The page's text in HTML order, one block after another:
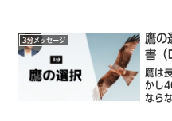
待行
ハラ
な言
3分メッセージ
鷹の
書（
鷹は
かし
なら
する